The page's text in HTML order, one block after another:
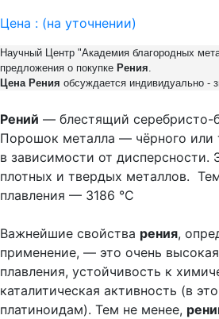
Цена : (на уточнении)
Научный Центр "Академия благородных
предложения о покупке Рения
Цена Рения обсуждается индивидуально -
Рений — блестящий серебристо-
Порошок металла — чёрного или
в зависимости от дисперсности.
плотных и твердых металлов.
плавления — 3186 °C
Важнейшие свойства рения,
применение, — это очень
плавления, устойчивость к
каталитическая активность (в
платиноидам). Тем не менее,